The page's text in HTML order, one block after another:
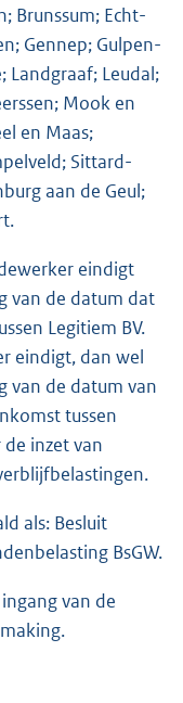
Brunssum; Echt-
Gennep; Gulpen-
Landgraaf; Leudal;
Mook en
en Maas;
Sittard-
aan de Geul;
eindigt
van de datum dat
Legitiem BV.
eindigt, dan wel
van de datum van
tussen
de inzet van
als: Besluit
BsGW.
van de